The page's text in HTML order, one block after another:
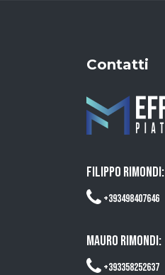
Contatti
FILIPPO RIMONDI:
+393498407646
MAURO RIMONDI:
+393358252637